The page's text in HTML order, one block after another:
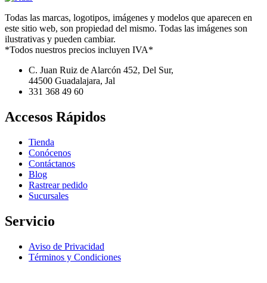
Todas las marcas, logotipos, imágenes y modelos que aparecen en
este sitio web, son propiedad del mismo. Todas las imágenes son
ilustrativas y pueden cambiar.
*Todos nuestros precios incluyen IVA*
C. Juan Ruiz de Alarcón 452, Del Sur,
44500 Guadalajara, Jal
331 368 49 60
Accesos Rápidos
Tienda
Conócenos
Contáctanos
Blog
Rastrear pedido
Sucursales
Servicio
Aviso de Privacidad
Términos y Condiciones